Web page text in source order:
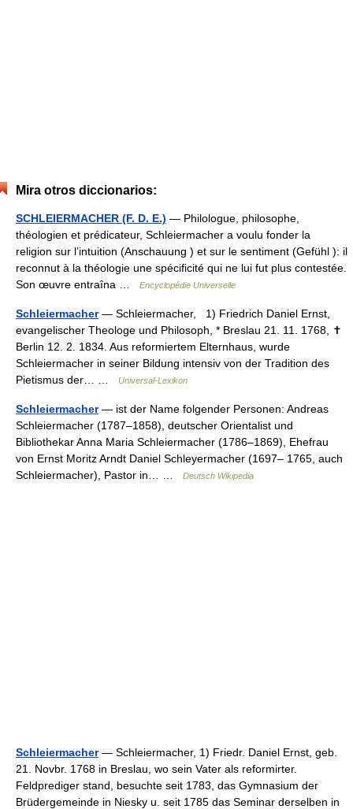
Mira otros diccionarios:
SCHLEIERMACHER (F. D. E.) — Philologue, philosophe,
théologien et prédicateur, Schleiermacher a voulu fonder la
religion sur l’intuition (Anschauung ) et sur le sentiment (Gefühl ): il
reconnut à la théologie une spécificité qui ne lui fut plus contestée.
Son œuvre entraîna …
Encyclopédie Universelle
Schleiermacher— Schleiermacher, 1) Friedrich Daniel Ernst,
evangelischer Theologe und Philosoph, * Breslau 21. 11. 1768, ✝
Berlin 12. 2. 1834. Aus reformiertem Elternhaus, wurde
Schleiermacher in seiner Bildung intensiv von der Tradition des
Pietismus der… …
Universal-Lexikon
Schleiermacher— ist der Name folgender Personen: Andreas
Schleiermacher (1787–1858), deutscher Orientalist und
Bibliothekar Anna Maria Schleiermacher (1786–1869), Ehefrau
von Ernst Moritz Arndt Daniel Schleyermacher (1697– 1765, auch
Schleiermacher), Pastor in… …
Deutsch Wikipedia
Schleiermacher— Schleiermacher, 1) Friedr. Daniel Ernst, geb.
21. Novbr. 1768 in Breslau, wo sein Vater als reformirter.
Feldprediger stand, besuchte seit 1783, das Gymnasium der
Brüdergemeinde in Niesky u. seit 1785 das Seminar derselben in